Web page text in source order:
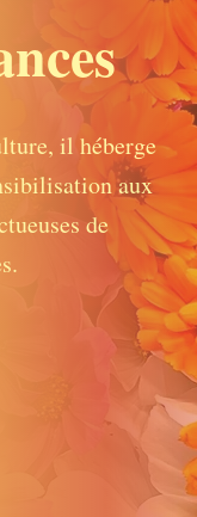
il héberge
aux
de